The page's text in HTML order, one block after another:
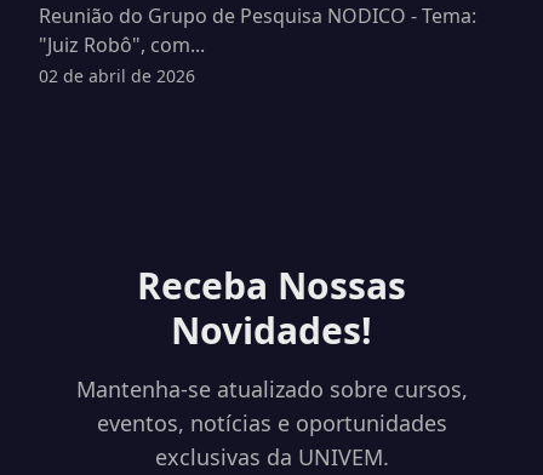
Reunião do Grupo de Pesquisa NODICO - Tema:
"Juiz Robô", com...
02 de abril de 2026
Receba Nossas
Novidades!
Mantenha-se atualizado sobre cursos,
eventos, notícias e oportunidades
exclusivas da UNIVEM.